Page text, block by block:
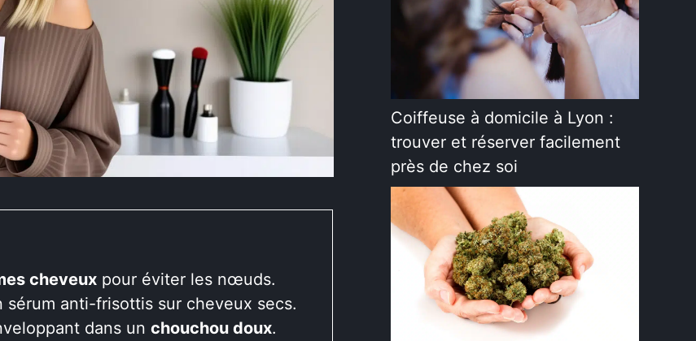
cheveux pour éviter les nœuds.
sérum anti-frisottis sur cheveux secs.
dans un chouchou doux.
Coiffeuse à domicile à Lyon :
trouver et réserver facilement
près de chez soi